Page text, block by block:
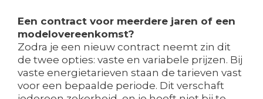
Een contract voor meerdere jaren of een
modelovereenkomst?
Zodra je een nieuw contract neemt zin dit
de twee opties: vaste en variabele prijzen. Bij
vaste energietarieven staan de tarieven vast
voor een bepaalde periode. Dit verschaft